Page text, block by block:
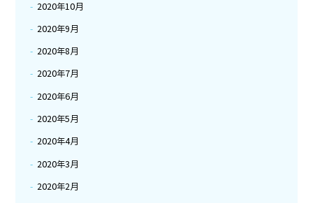
2020年10月
2020年9月
2020年8月
2020年7月
2020年6月
2020年5月
2020年4月
2020年3月
2020年2月